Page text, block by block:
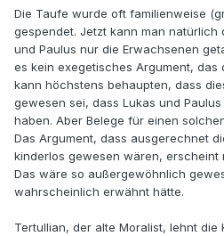
Die Taufe wurde oft familienweise
gespendet. Jetzt kann man natürlich
und Paulus nur die Erwachsenen
es kein exegetisches Argument, das
kann höchstens behaupten, dass
gewesen sei, dass Lukas und
haben. Aber Belege für einen
Das Argument, dass ausgerechnet
kinderlos gewesen wären, erscheint
Das wäre so außergewöhnlich
wahrscheinlich erwähnt hätte.
Tertullian, der alte Moralist, lehnt die